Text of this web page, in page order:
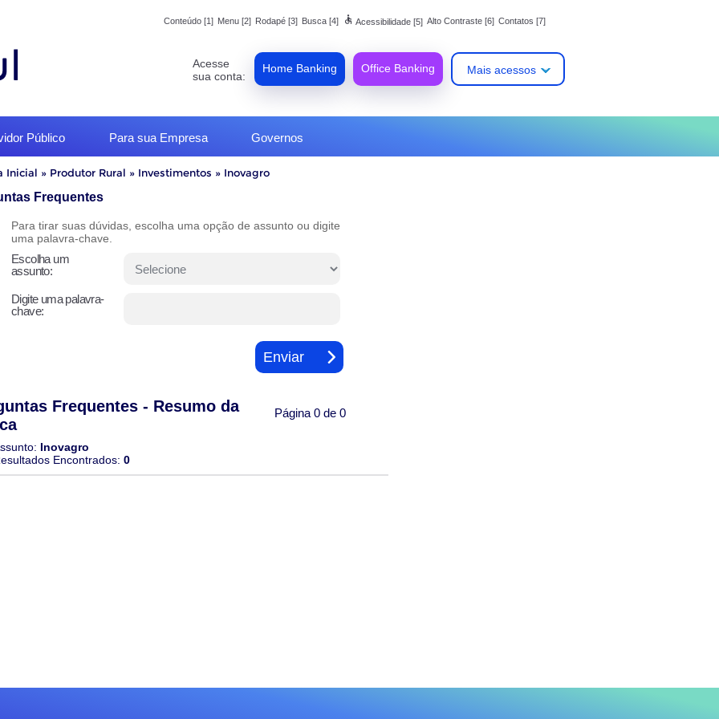
Conteúdo [1] Menu [2] Rodapé [3] Busca [4] accessible Acessibilidade [5] Alto Contraste [6] Contatos [7]
Acesse
sua conta:
Home Banking Office Banking Mais acessos
Público Para sua Empresa Governos
Inicial » Produtor Rural » Investimentos » Inovagro
Frequentes
Para tirar suas dúvidas, escolha uma opção de assunto ou digite
uma palavra-chave.
Escolha um
assunto:
Digite uma palavra-
chave:
Frequentes - Resumo da
Página 0 de 0
Inovagro
Encontrados: 0